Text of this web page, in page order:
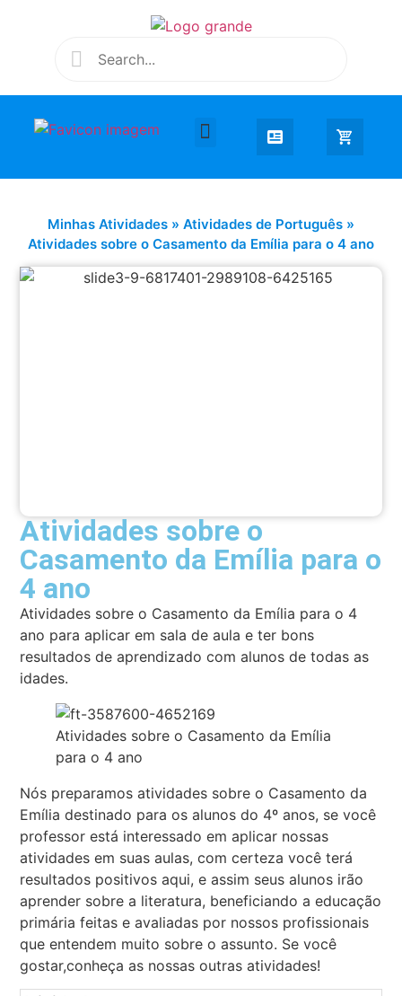
Minhas Atividades » Atividades de Português »
Atividades sobre o Casamento da Emília para o 4 ano
Atividades sobre o
Casamento da Emília para o
4 ano
Atividades sobre o Casamento da Emília para o 4
ano para aplicar em sala de aula e ter bons
resultados de aprendizado com alunos de todas as
idades.
Atividades sobre o Casamento da Emília
para o 4 ano
Nós preparamos atividades sobre o Casamento da
Emília destinado para os alunos do 4º anos, se você
professor está interessado em aplicar nossas
atividades em suas aulas, com certeza você terá
resultados positivos aqui, e assim seus alunos irão
aprender sobre a literatura, beneficiando a educação
primária feitas e avaliadas por nossos profissionais
que entendem muito sobre o assunto. Se você
gostar,conheça as nossas outras atividades!